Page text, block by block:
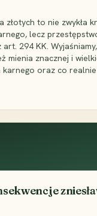
złotych to nie zwykła
lecz
294 KK.
mienia znacznej i
oraz co realnie